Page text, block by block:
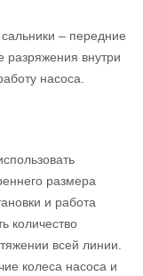
– передние
внутри
насоса.
размера
и работа
количество
всей линии.
колеса насоса и